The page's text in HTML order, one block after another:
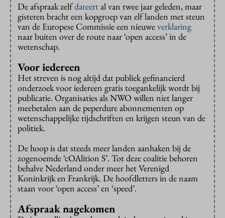
De afspraak zelfdateertal van twee jaar geleden, maar
gisteren bracht een kopgroep van elf landen met steun
van de Europese Commissie een nieuweverklaring
naar buiten over de route naar ‘open access’ in de
wetenschap.
Voor iedereen
Het streven is nog altijd dat publiek gefinancierd
onderzoek voor iedereen gratis toegankelijk wordt bij
publicatie. Organisaties als NWO willen niet langer
meebetalen aan de peperdure abonnementen op
wetenschappelijke tijdschriften en krijgen steun van de
politiek.
De hoop is dat steeds meer landen aanhaken bij de
zogenoemde ‘cOAlition S’. Tot deze coalitie behoren
behalve Nederland onder meer het Verenigd
Koninkrijk en Frankrijk. De hoofdletters in de naam
staan voor ‘open access’ en ‘speed’.
Afspraak nagekomen